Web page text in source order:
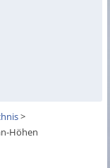
>
Höhen